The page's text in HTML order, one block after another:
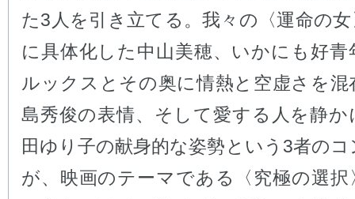
た3人を引き立てる。我々の〈運命の
に具体化した中山美穂、いかにも好青
ルックスとその奥に情熱と空虚さを混
島秀俊の表情、そして愛する人を静か
田ゆり子の献身的な姿勢という3者の
が、映画のテーマである〈究極の選択